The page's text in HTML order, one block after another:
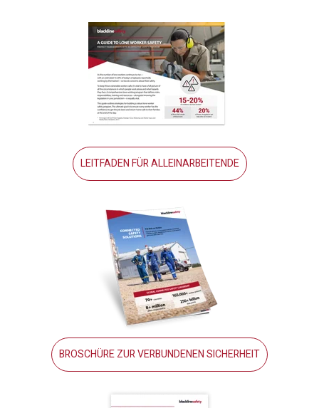
LEITFADEN FÜR ALLEINARBEITENDE
BROSCHÜRE ZUR VERBUNDENEN SICHERHEIT